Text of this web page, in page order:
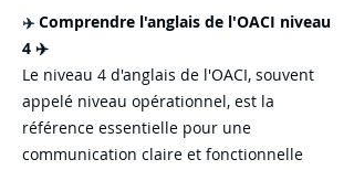
✈️ Comprendre l'anglais de l'OACI niveau
4 ✈️
Le niveau 4 d'anglais de l'OACI, souvent
appelé niveau opérationnel, est la
référence essentielle pour une
communication claire et fonctionnelle